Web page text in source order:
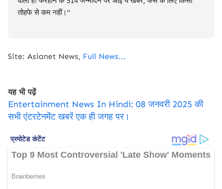
तोहफे से कम नहीं।"
Site: Asianet News, Full News...
यह भी पढ़ें
Entertainment News In Hindi: 08 जनवरी 2025 की
सभी एंटरटेनमेंट खबरें एक ही जगह पर।